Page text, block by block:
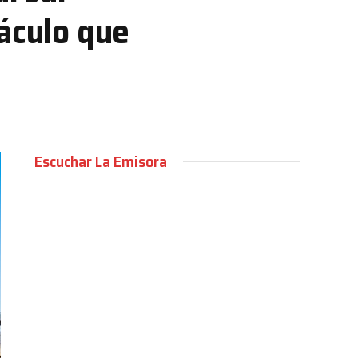
que
Escuchar La Emisora